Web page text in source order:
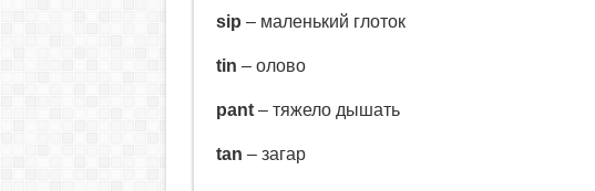
sip – маленький глоток
tin – олово
pant– тяжело дышать
tan – загар